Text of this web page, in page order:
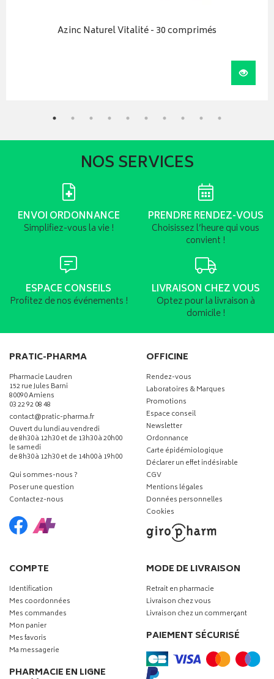
Azinc Naturel Vitalité - 30 comprimés
NOS SERVICES
ENVOI ORDONNANCE
Simplifiez-vous la vie !
PRENDRE RENDEZ-VOUS
Choisissez l’heure qui vous
convient !
ESPACE CONSEILS
Profitez de nos événements !
LIVRAISON CHEZ VOUS
Optez pour la livraison à
domicile !
PRATIC-PHARMA
Pharmacie Laudren
152 rue Jules Barni
80090 Amiens
03 22 92 08 48
contact-
@-
pratic-pharma.fr
Ouvert du lundi au vendredi
de 8h30 à 12h30 et de 13h30 à 20h00
le samedi
de 8h30 à 12h30 et de 14h00 à 19h00
Qui sommes-nous ?
Poser une question
Contactez-nous
OFFICINE
Rendez-vous
Laboratoires & Marques
Promotions
Espace conseil
Newsletter
Ordonnance
Carte épidémiologique
Déclarer un effet indésirable
CGV
Mentions légales
Données personnelles
Cookies
COMPTE
Identification
Mes coordonnées
Mes commandes
Mon panier
Mes favoris
Ma messagerie
PHARMACIE EN LIGNE
MODE DE LIVRAISON
Retrait en pharmacie
Livraison chez vous
Livraison chez un commerçant
PAIEMENT SÉCURISÉ